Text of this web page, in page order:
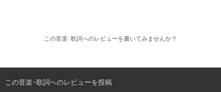
この音楽･歌詞へのレビューを書いてみませんか？
この音楽･歌詞へのレビューを投稿